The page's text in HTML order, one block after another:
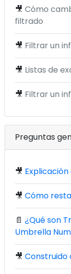
🎥 Cómo
filtrado
🎥 Filtrar un
🎥 Listas de
🎥 Filtrar un
Preguntas
🎥
🎥 Cómo
📄 ¿Qué son
Umbrella
🎥 Construido